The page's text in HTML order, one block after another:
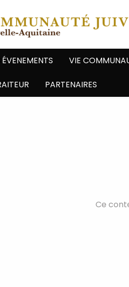
ÉVENEMENTS VIE
PARTENAIRES
Ce